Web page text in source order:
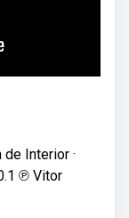
Interior ·
℗ Vitor